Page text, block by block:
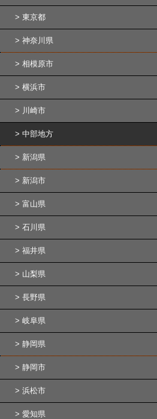
東京都
神奈川県
相模原市
横浜市
川崎市
中部地方
新潟県
新潟市
富山県
石川県
福井県
山梨県
長野県
岐阜県
静岡県
静岡市
浜松市
愛知県